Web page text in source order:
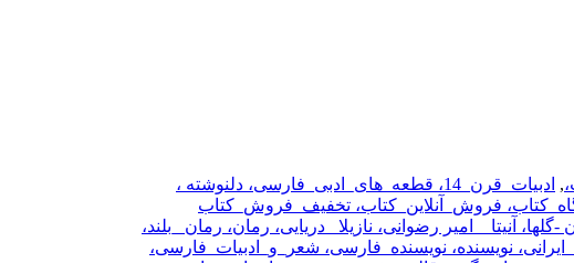
,
ادبیات_قرن_14، قطعه_های_ادبی_فارسی، دلنوشته ،
فروش_آنلاین_کتاب، تخفیف_فروش_کتاب
-گلها، آنیتا _ امیر رضوانی، نازیلا_ دریایی، رمان، رمان _بلند،
نویسنده، نویسنده_فارسی، شعر_و_ادبیات_فارسی،